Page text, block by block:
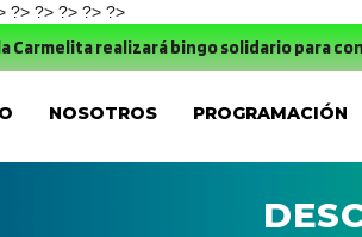
?> ?> ?> ?> ?>
bingo solidario para confeccionar
NOSOTROS PROGRAMACIÓN